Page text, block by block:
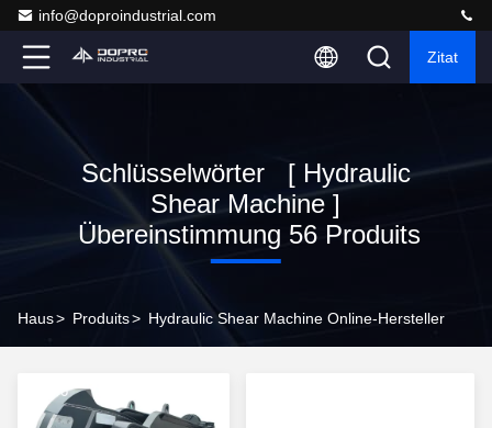
info@doproindustrial.com
Zitat
Schlüsselwörter [ Hydraulic
Shear Machine ]
Übereinstimmung 56 Produits
Haus> Produits> Hydraulic Shear Machine Online-Hersteller